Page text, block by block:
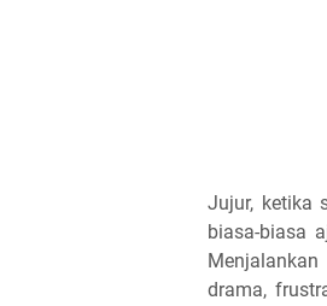
Jujur, ketika
biasa-biasa
drama,